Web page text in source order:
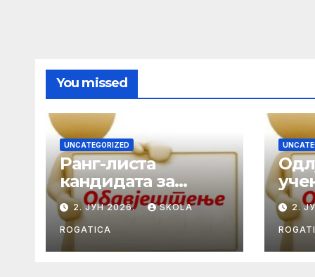
You missed
UNCATEGORIZED
Ранг-листа
кандидата за
избор ученика
генерације у
школској
2025/2026. години
2. ЈУН 2026. SKOLA
ROGATICA
2.